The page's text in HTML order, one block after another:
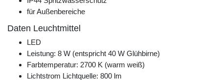
für Außenbereiche
Daten Leuchtmittel
LED
Leistung: 8 W (entspricht 40 W Glühbirne)
Farbtemperatur: 2700 K (warm weiß)
Lichtstrom Lichtquelle: 800 lm